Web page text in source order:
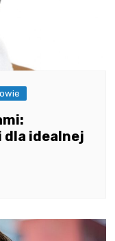
idealnej